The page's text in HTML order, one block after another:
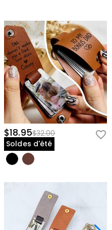
$18.95$32.00
Soldes d'été